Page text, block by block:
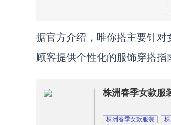
据官方介绍，唯你搭主要针
顾客提供个性化的服饰穿搭指
株洲春季女款服
株洲春季女款服装